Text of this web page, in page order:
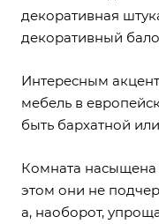
декоративная
декоративный
Интересным
мебель в
быть бархатной
Комната
этом они не
а, наоборот,